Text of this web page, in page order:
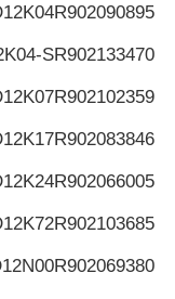
R902090895
R902133470
S
R902102359
R902083846
R902066005
R902103685
R902069380